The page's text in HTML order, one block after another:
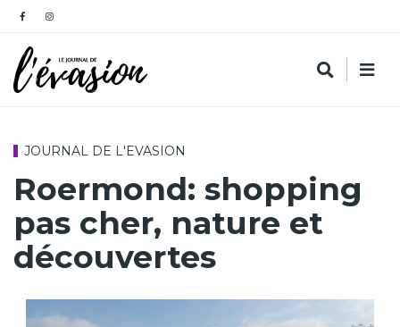
JOURNAL DE L'EVASION
Roermond: shopping
pas cher, nature et
découvertes